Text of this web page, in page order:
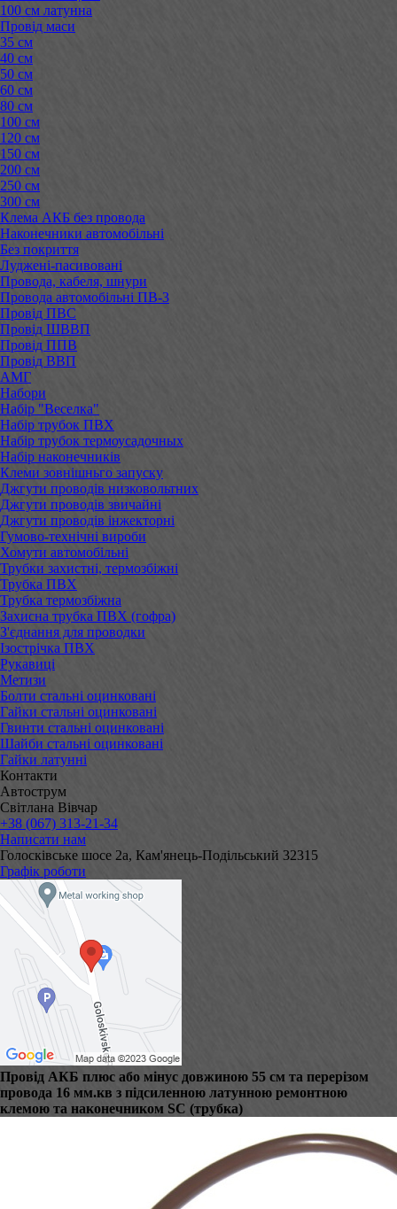
100 см латунна
Провід маси
35 см
40 см
50 см
60 см
80 см
100 см
120 см
150 см
200 см
250 см
300 см
Клема АКБ без провода
Наконечники автомобільні
Без покриття
Луджені-пасивовані
Провода, кабеля, шнури
Провода автомобільні ПВ-3
Провід ПВС
Провід ШВВП
Провід ППВ
Провід ВВП
АМГ
Набори
Набір "Веселка"
Набір трубок ПВХ
Набір трубок термоусадочных
Набір наконечників
Клеми зовнішньго запуску
Джгути проводів низковольтних
Джгути проводів звичайні
Джгути проводів інжекторні
Гумово-технічні вироби
Хомути автомобільні
Трубки захистні, термозбіжні
Трубка ПВХ
Трубка термозбіжна
Захисна трубка ПВХ (гофра)
З'єднання для проводки
Ізострічка ПВХ
Рукавиці
Метизи
Болти стальні оцинковані
Гайки стальні оцинковані
Гвинти стальні оцинковані
Шайби стальні оцинковані
Гайки латунні
Контакти
Автострум
Світлана Вівчар
+38 (067) 313-21-34
Написати нам
Голосківське шосе 2а, Кам'янець-Подільський 32315
Графік роботи
Провід АКБ плюс або мінус довжиною 55 см та перерізом
провода 16 мм.кв з підсиленною латунною ремонтною
клемою та наконечником SC (трубка)